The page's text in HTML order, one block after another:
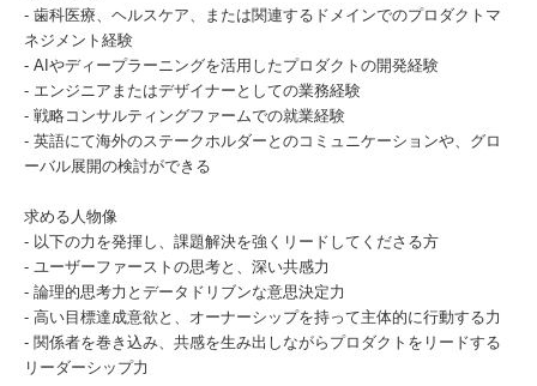
- 歯科医療、ヘルスケア、または関連するドメインでのプロダクトマ
ネジメント経験
- AIやディープラーニングを活用したプロダクトの開発経験
- エンジニアまたはデザイナーとしての業務経験
- 戦略コンサルティングファームでの就業経験
- 英語にて海外のステークホルダーとのコミュニケーションや、グロ
ーバル展開の検討ができる
求める人物像
- 以下の力を発揮し、課題解決を強くリードしてくださる方
- ユーザーファーストの思考と、深い共感力
- 論理的思考力とデータドリブンな意思決定力
- 高い目標達成意欲と、オーナーシップを持って主体的に行動する力
- 関係者を巻き込み、共感を生み出しながらプロダクトをリードする
リーダーシップ力